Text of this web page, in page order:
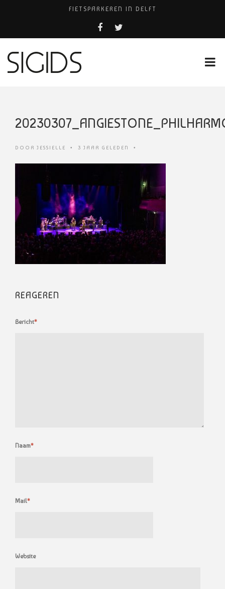
FIETSPARKEREN IN DELFT
PIZZERIA POMPEÏ ￼
COCKTAILS ON THE SPOT!
DOOR JESSIELLE • 3 JAAR GELEDEN •
REAGEREN
Bericht*
Naam*
Mail*
Website